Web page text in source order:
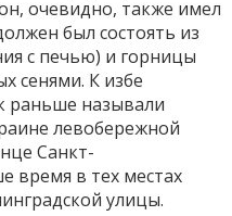
очевидно, также имел
был состоять из
с печью) и горницы
сенями. К избе
раньше называли
левобережной
Санкт-
время в тех местах
улицы.